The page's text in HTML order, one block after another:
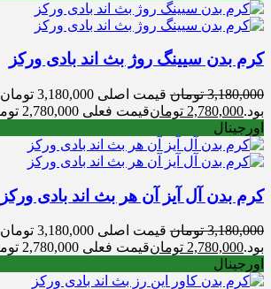
کرم بدن سیینگ روژ بث اند بادی ورکز
3,180,000 تومان
قیمت اصلی 3,180,000 تومان
بود.2,780,000 تومانقیمت فعلی 2,780,000 تومان است.
اورجینال
کرم بدن آل آیز آن هر بث اند بادی ورکز
3,180,000 تومان
قیمت اصلی 3,180,000 تومان
بود.2,780,000 تومانقیمت فعلی 2,780,000 تومان است.
اورجینال